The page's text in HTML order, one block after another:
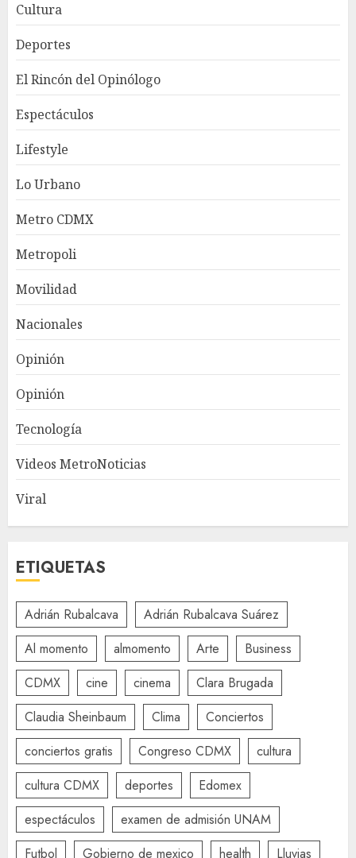
Cultura
Deportes
El Rincón del Opinólogo
Espectáculos
Lifestyle
Lo Urbano
Metro CDMX
Metropoli
Movilidad
Nacionales
Opinión
Opinión
Tecnología
Videos MetroNoticias
Viral
ETIQUETAS
Adrián Rubalcava
Adrián Rubalcava Suárez
Al momento
almomento Arte
Business
CDMX
cine cinema
Clara Brugada
Claudia Sheinbaum
Clima
Conciertos
conciertos gratis
Congreso CDMX
cultura
cultura CDMX
deportes
Edomex
espectáculos
examen de admisión UNAM
Futbol
Gobierno de mexico health Lluvias